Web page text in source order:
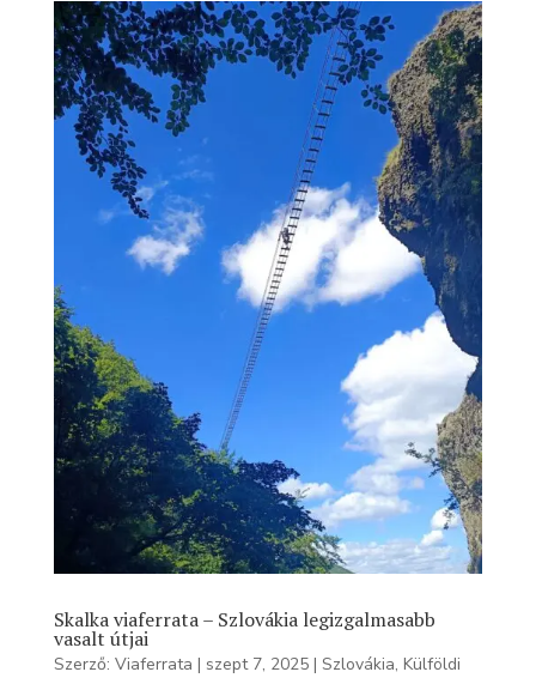
Skalka viaferrata – Szlovákia legizgalmasabb
vasalt útjai
Szerző: Viaferrata | szept 7, 2025| Szlovákia, Külföldi